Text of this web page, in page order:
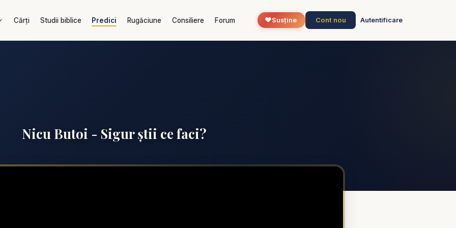
Cărți Studii biblice Predici Rugăciune Consiliere Forum ❤️Susține Cont nou Autentificare
Nicu Butoi - Sigur știi ce faci?